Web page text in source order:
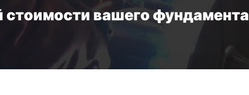
стоимости вашего фундамента